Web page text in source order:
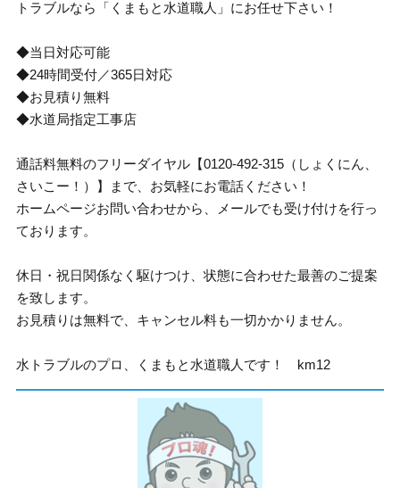
トラブルなら「くまもと水道職人」にお任せ下さい！
◆当日対応可能
◆24時間受付／365日対応
◆お見積り無料
◆水道局指定工事店
通話料無料のフリーダイヤル【0120-492-315（しょくにん、
さいこー！）】まで、お気軽にお電話ください！
ホームページお問い合わせから、メールでも受け付けを行っ
ております。
休日・祝日関係なく駆けつけ、状態に合わせた最善のご提案
を致します。
お見積りは無料で、キャンセル料も一切かかりません。
水トラブルのプロ、くまもと水道職人です！ km12